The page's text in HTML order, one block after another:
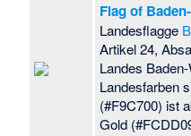
Flag of
Landesflagge
Artikel 24,
Landes
Landesfarben
(#F9C700) ist
Gold